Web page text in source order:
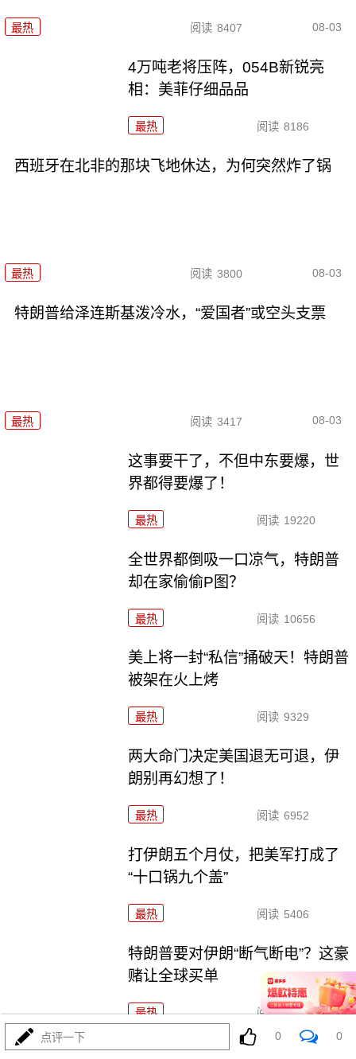
最热 阅读 8407 08-03
4万吨老将压阵，054B新锐亮
相：美菲仔细品品
最热 阅读 8186
西班牙在北非的那块飞地休达，为何突然炸了锅
最热 阅读 3800 08-03
特朗普给泽连斯基泼冷水，“爱国者”或空头支票
最热 阅读 3417 08-03
这事要干了，不但中东要爆，世
界都得要爆了！
最热 阅读 19220
全世界都倒吸一口凉气，特朗普
却在家偷偷P图？
最热 阅读 10656
美上将一封“私信”捅破天！特朗普
被架在火上烤
最热 阅读 9329
两大命门决定美国退无可退，伊
朗别再幻想了！
最热 阅读 6952
打伊朗五个月仗，把美军打成了
“十口锅九个盖”
最热 阅读 5406
特朗普要对伊朗“断气断电”？这豪
赌让全球买单
最热 阅读 4572
五万人一夜破城，欧盟真怕了！特朗普拿美国说事
点评一下 0 0